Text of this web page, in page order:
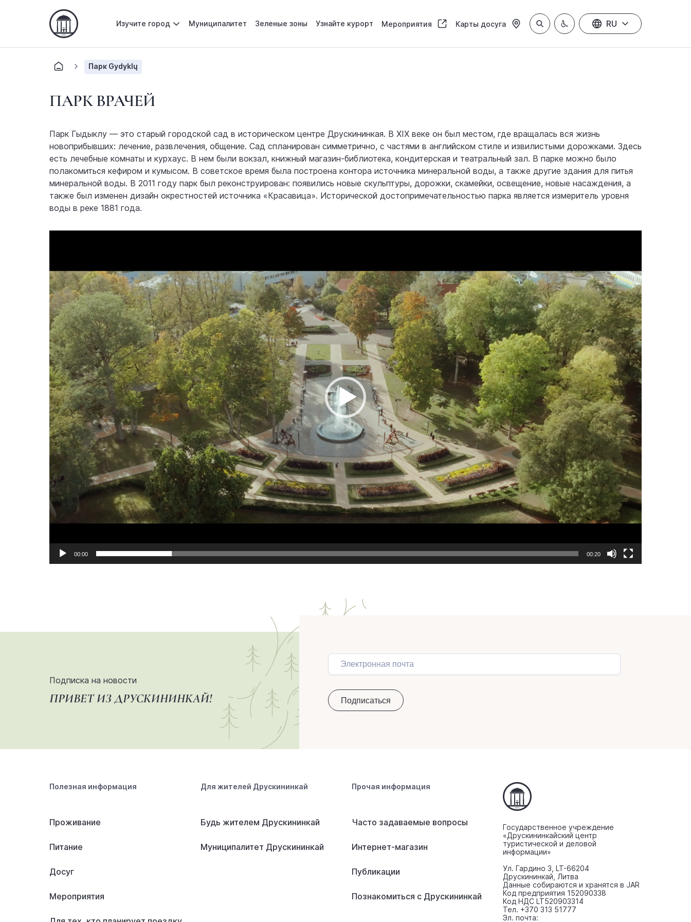
Изучите город Муниципалитет Зеленые зоны Узнайте курорт Мероприятия Карты досуга RU
Парк Gydyklų
ПАРК ВРАЧЕЙ
Парк Гыдыклу — это старый городской сад в историческом центре Друскининкая. В XIX веке он был местом, где вращалась вся жизнь
новоприбывших: лечение, развлечения, общение. Сад спланирован симметрично, с частями в английском стиле и извилистыми дорожками. Здесь
есть лечебные комнаты и курхаус. В нем были вокзал, книжный магазин-библиотека, кондитерская и театральный зал. В парке можно было
полакомиться кефиром и кумысом. В советское время была построена контора источника минеральной воды, а также другие здания для питья
минеральной воды. В 2011 году парк был реконструирован: появились новые скульптуры, дорожки, скамейки, освещение, новые насаждения, а
также был изменен дизайн окрестностей источника «Красавица». Исторической достопримечательностью парка является измеритель уровня
воды в реке 1881 года.
00:00 00:20
Подписка на новости
ПРИВЕТ ИЗ ДРУСКИНИНКАЙ!
Полезная информация
Проживание
Питание
Досуг
Мероприятия
Для жителей Друскининкай
Будь жителем Друскининкай
Муниципалитет Друскининкай
Прочая информация
Часто задаваемые вопросы
Интернет-магазин
Публикации
Познакомиться с Друскининкaй
Государственное учреждение
«Друскининкайский центр
туристической и деловой
информации»
Ул. Гардино 3, LT-66204
Друскининкай, Литва
Данные собираются и хранятся в JAR
Код предприятия 152090338
Код НДС LT520903314
Тел. +370 313 51777
Эл. почта: